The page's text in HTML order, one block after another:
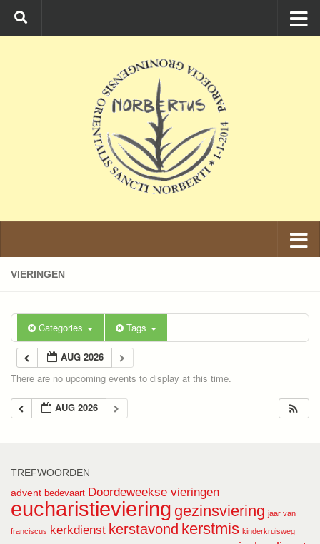
Ga naar de inhoud
VIERINGEN
Categories Tags
AUG 2026
There are no upcoming events to display at this time.
AUG 2026
TREFWOORDEN
advent bedevaart Doordeweekse vieringen
eucharistieviering gezinsviering jaar van
franciscus kerkdienst kerstavond kerstmis kinderkruisweg